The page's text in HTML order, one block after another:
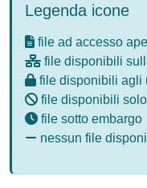
Legenda icone
file ad accesso
file disponibili
file disponibili agli
file disponibili
file sotto embargo
nessun file